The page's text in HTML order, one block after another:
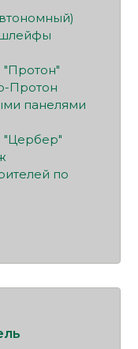
Протон
панелями
"Цербер"
по